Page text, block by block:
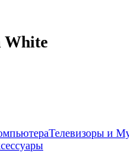
White
Телевизоры и